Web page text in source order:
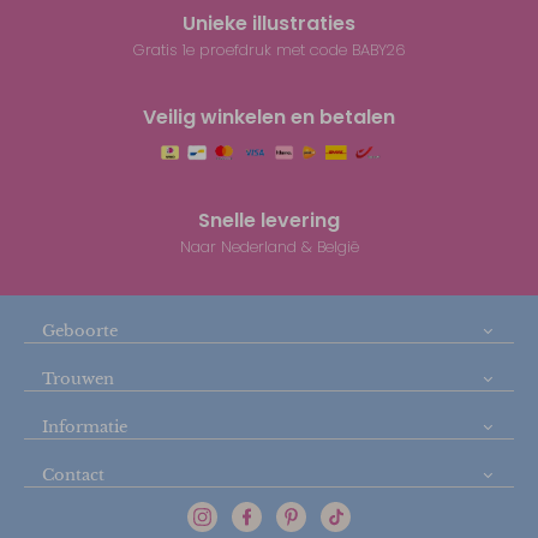
Unieke illustraties
Gratis 1e proefdruk met code BABY26
Veilig winkelen en betalen
Snelle levering
Naar Nederland & België
Geboorte
Trouwen
Informatie
Contact